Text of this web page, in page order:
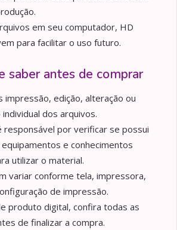
em seu computador, HD
para facilitar o uso futuro.
antes de comprar
impressão, edição, alteração ou
dos arquivos.
responsável por verificar se possui
e conhecimentos
utilizar o material.
variar conforme tela, impressora,
de impressão.
produto digital, confira todas as
de finalizar a compra.